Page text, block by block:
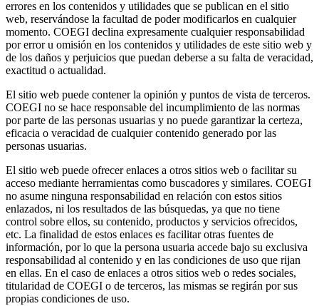
errores en los contenidos y utilidades que se publican en el sitio
web, reservándose la facultad de poder modificarlos en cualquier
momento. COEGI declina expresamente cualquier responsabilidad
por error u omisión en los contenidos y utilidades de este sitio web y
de los daños y perjuicios que puedan deberse a su falta de veracidad,
exactitud o actualidad.
El sitio web puede contener la opinión y puntos de vista de terceros.
COEGI no se hace responsable del incumplimiento de las normas
por parte de las personas usuarias y no puede garantizar la certeza,
eficacia o veracidad de cualquier contenido generado por las
personas usuarias.
El sitio web puede ofrecer enlaces a otros sitios web o facilitar su
acceso mediante herramientas como buscadores y similares. COEGI
no asume ninguna responsabilidad en relación con estos sitios
enlazados, ni los resultados de las búsquedas, ya que no tiene
control sobre ellos, su contenido, productos y servicios ofrecidos,
etc. La finalidad de estos enlaces es facilitar otras fuentes de
información, por lo que la persona usuaria accede bajo su exclusiva
responsabilidad al contenido y en las condiciones de uso que rijan
en ellas. En el caso de enlaces a otros sitios web o redes sociales,
titularidad de COEGI o de terceros, las mismas se regirán por sus
propias condiciones de uso.